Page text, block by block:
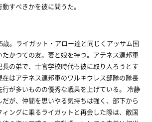
すべきかを彼に問うた。
。ライガット・アロー達と同じくアッサム国
かつての友。妻と娘を持つ。アテネス連邦軍
の弟で、士官学校時代も彼に取り入ろうとす
はアテネス連邦軍のワルキウレス部隊の隊長
が多いものの優秀な戦果を上げている。 冷静
が、仲間を思いやる気持ちは強く、部下から
ングに乗るライガットと再会した際は、敵国